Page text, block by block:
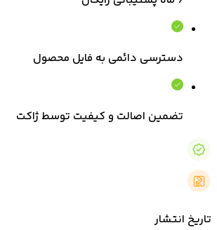
دسترسی دائمی به فایل محصول
تضمین اصالت و کیفیت توسط ژاکت
تاریخ انتشار